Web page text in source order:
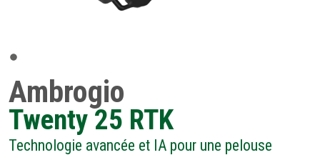
Ambrogio
Twenty 25 RTK
Technologie avancée et IA pour une pelouse